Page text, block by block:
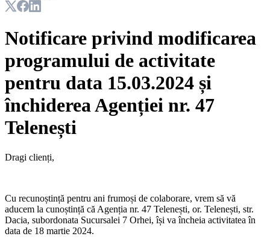
Notificare privind modificarea
programului de activitate
pentru data 15.03.2024 și
închiderea Agenției nr. 47
Telenești
Dragi clienți,
Cu recunoștință pentru ani frumoși de colaborare, vrem să vă
aducem la cunoștință că Agenția nr. 47 Telenești, or. Telenești, str.
Dacia, subordonata Sucursalei 7 Orhei, își va încheia activitatea în
data de 18 martie 2024.